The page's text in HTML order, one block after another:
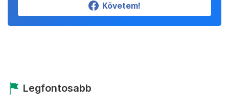
Követem!
Legfontosabb